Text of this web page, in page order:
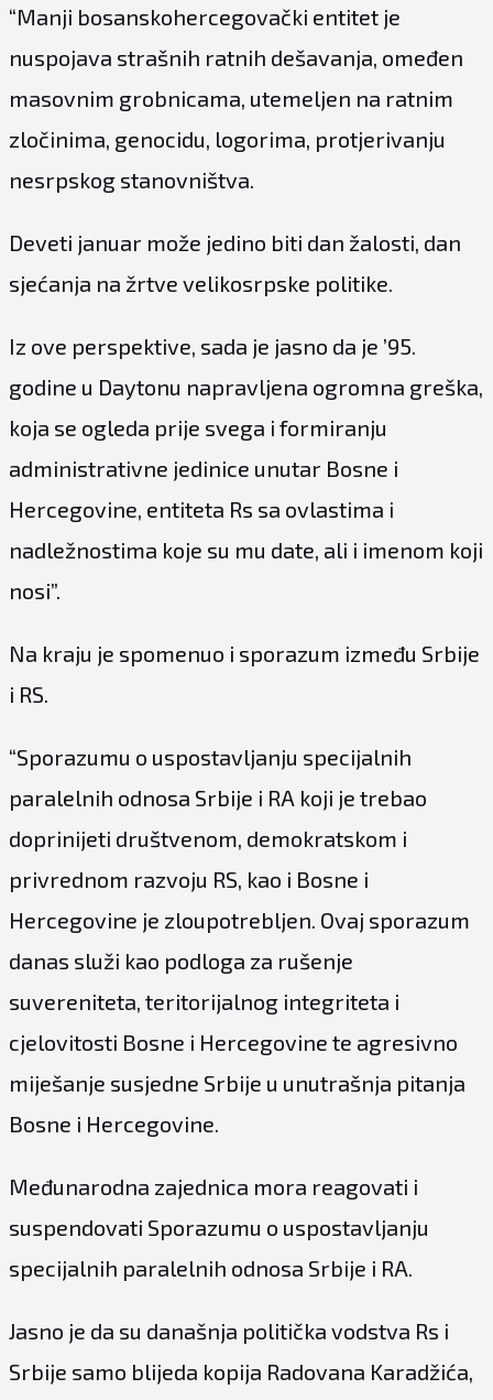
“Manji bosanskohercegovački entitet je
nuspojava strašnih ratnih dešavanja, omeđen
masovnim grobnicama, utemeljen na ratnim
zločinima, genocidu, logorima, protjerivanju
nesrpskog stanovništva.
Deveti januar može jedino biti dan žalosti, dan
sjećanja na žrtve velikosrpske politike.
Iz ove perspektive, sada je jasno da je ’95.
godine u Daytonu napravljena ogromna greška,
koja se ogleda prije svega i formiranju
administrativne jedinice unutar Bosne i
Hercegovine, entiteta Rs sa ovlastima i
nadležnostima koje su mu date, ali i imenom koji
nosi”.
Na kraju je spomenuo i sporazum između Srbije
i RS.
“Sporazumu o uspostavljanju specijalnih
paralelnih odnosa Srbije i RA koji je trebao
doprinijeti društvenom, demokratskom i
privrednom razvoju RS, kao i Bosne i
Hercegovine je zloupotrebljen. Ovaj sporazum
danas služi kao podloga za rušenje
suvereniteta, teritorijalnog integriteta i
cjelovitosti Bosne i Hercegovine te agresivno
miješanje susjedne Srbije u unutrašnja pitanja
Bosne i Hercegovine.
Međunarodna zajednica mora reagovati i
suspendovati Sporazumu o uspostavljanju
specijalnih paralelnih odnosa Srbije i RA.
Jasno je da su današnja politička vodstva Rs i
Srbije samo blijeda kopija Radovana Karadžića,